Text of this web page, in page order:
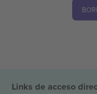
Links de acceso